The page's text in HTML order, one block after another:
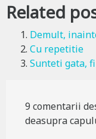
Related
Demult,
Cu repetitie
Sunteti gata,
9 comentarii
deasupra